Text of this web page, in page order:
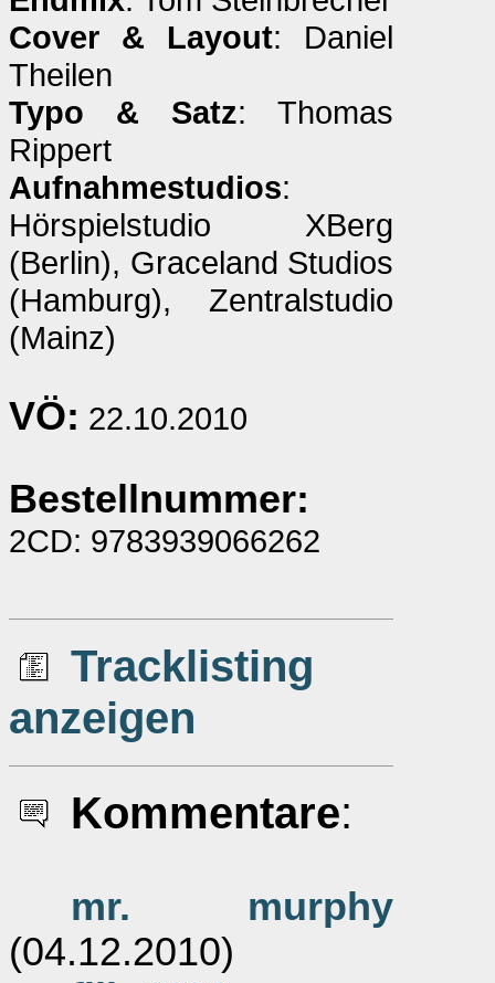
Cover & Layout: Daniel
Theilen
Typo & Satz: Thomas
Rippert
Aufnahmestudios:
Hörspielstudio XBerg
(Berlin), Graceland Studios
(Hamburg), Zentralstudio
(Mainz)
VÖ: 22.10.2010
Bestellnummer:
2CD: 9783939066262
Tracklisting
anzeigen
Kommentare:
mr. murphy
(04.12.2010)